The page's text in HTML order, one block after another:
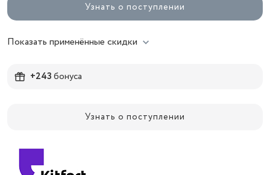
Узнать о поступлении
Показать применённые скидки
+243бонуса
Узнать о поступлении